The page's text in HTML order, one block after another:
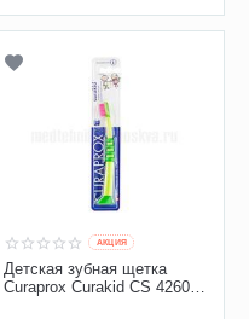
AКЦИЯ
Детская зубная щетка
Curaprox Curakid CS 4260 с